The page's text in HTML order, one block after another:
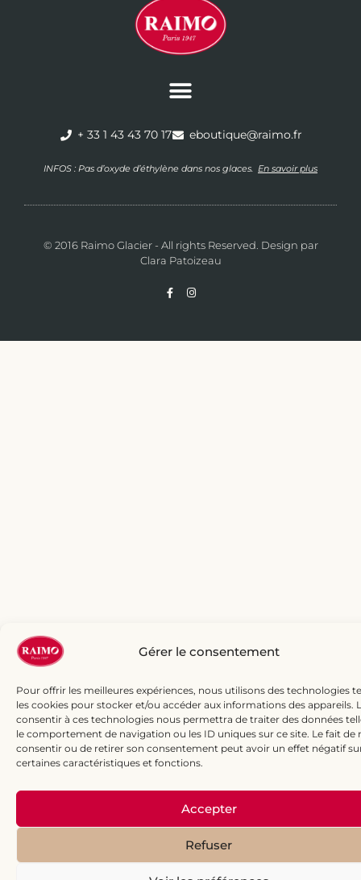
Gérer le consentement
Pour offrir les meilleures expériences, nous utilisons des technologies
les cookies pour stocker et/ou accéder aux informations des appareils.
consentir à ces technologies nous permettra de traiter des données
le comportement de navigation ou les ID uniques sur ce site. Le fait de
consentir ou de retirer son consentement peut avoir un effet négatif
certaines caractéristiques et fonctions.
Accepter
Refuser
+ 33 1 43 43 70 17 eboutique@raimo.fr
INFOS : Pas d’oxyde d’éthylène dans nos glaces. En savoir plus
© 2016 Raimo Glacier - All rights Reserved. Design par
Clara Patoizeau